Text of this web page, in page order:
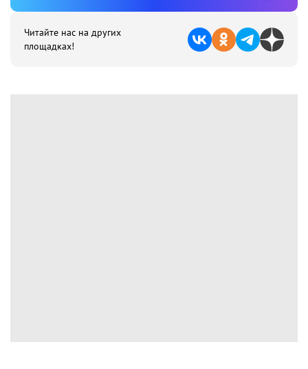
Читайте нас на других
площадках!